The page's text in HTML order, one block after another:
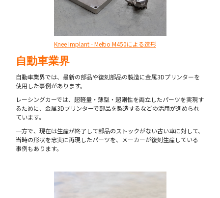
Knee Implant - Meltio M450による造形
自動車業界
自動車業界では、最新の部品や復刻部品の製造に金属3Dプリンターを
使用した事例があります。
レーシングカーでは、超軽量・薄型・超剛性を両立したパーツを実現す
るために、金属3Dプリンターで部品を製造するなどの活用が進められ
ています。
一方で、現在は生産が終了して部品のストックがない古い車に対して、
当時の形状を忠実に再現したパーツを、メーカーが復刻生産している
事例もあります。